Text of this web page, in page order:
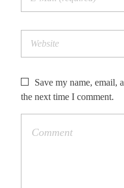
Save my name, email,
the next time I comment.